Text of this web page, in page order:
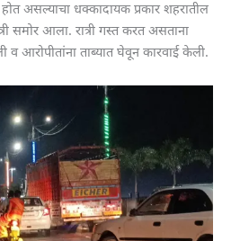
असल्याचा धक्कादायक प्रकार शहरातील
समोर आला. रात्री गस्त करत असताना
व आरोपीतांना ताब्यात घेवून कारवाई केली.